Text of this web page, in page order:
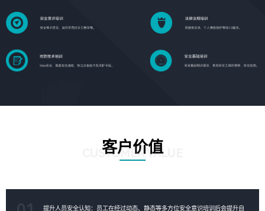
客户价值
CUSTOMER VALUE
提升人员安全认知：员工在经过动态、静态等多方位安全意识培训后会提升自